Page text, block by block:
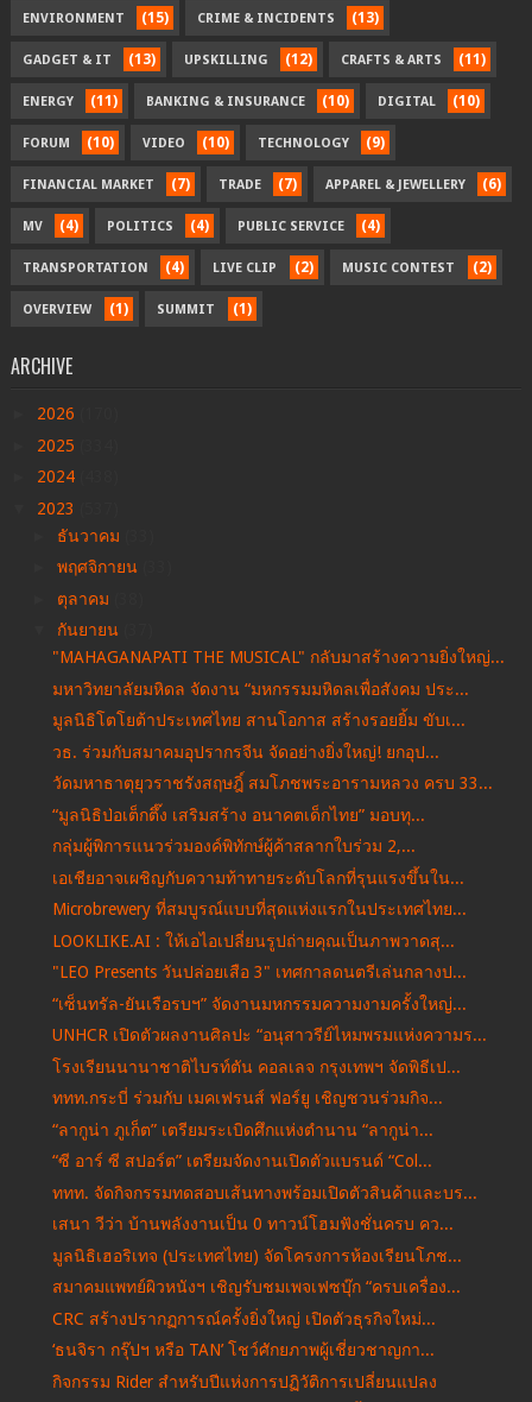
ENVIRONMENT (15) CRIME & INCIDENTS (13)
GADGET & IT (13) UPSKILLING (12) CRAFTS & ARTS (11)
ENERGY (11) BANKING & INSURANCE (10) DIGITAL (10)
FORUM (10) VIDEO (10) TECHNOLOGY (9)
FINANCIAL MARKET (7) TRADE (7) APPAREL & JEWELLERY (6)
MV (4) POLITICS (4) PUBLIC SERVICE (4)
TRANSPORTATION (4) LIVE CLIP (2) MUSIC CONTEST (2)
OVERVIEW (1) SUMMIT (1)
ARCHIVE
2026
2025
2024
2023
ธันวาคม
พฤศจิกายน
ตุลาคม
กันยายน
"MAHAGANAPATI THE MUSICAL" กลับมาสร้างความยิ่งใหญ่...
มหาวิทยาลัยมหิดล จัดงาน “มหกรรมมหิดลเพื่อสังคม ประ...
มูลนิธิโตโยต้าประเทศไทย สานโอกาส สร้างรอยยิ้ม ขับเ...
วธ. ร่วมกับสมาคมอุปรากรจีน จัดอย่างยิ่งใหญ่! ยกอุป...
วัดมหาธาตุยุวราชรังสฤษฎิ์ สมโภชพระอารามหลวง ครบ 33...
“มูลนิธิป่อเต็กตึ๊ง เสริมสร้าง อนาคตเด็กไทย” มอบทุ...
กลุ่มผู้พิการแนวร่วมองค์พิทักษ์ผู้ค้าสลากใบร่วม 2,...
เอเชียอาจเผชิญกับความท้าทายระดับโลกที่รุนแรงขึ้นใน...
Microbrewery ที่สมบูรณ์แบบที่สุดแห่งแรกในประเทศไทย...
LOOKLIKE.AI : ให้เอไอเปลี่ยนรูปถ่ายคุณเป็นภาพวาดสุ...
"LEO Presents วันปล่อยเสือ 3" เทศกาลดนตรีเล่นกลางป...
“เซ็นทรัล-ยันเรือรบฯ” จัดงานมหกรรมความงามครั้งใหญ่...
UNHCR เปิดตัวผลงานศิลปะ “อนุสาวรีย์ไหมพรมแห่งความร...
โรงเรียนนานาชาติไบรท์ตัน คอลเลจ กรุงเทพฯ จัดพิธีเป...
ททท.กระบี่ ร่วมกับ เมคเฟรนส์ ฟอร์ยู เชิญชวนร่วมกิจ...
“ลากูน่า ภูเก็ต” เตรียมระเบิดศึกแห่งตำนาน “ลากูน่า...
“ซี อาร์ ซี สปอร์ต” เตรียมจัดงานเปิดตัวแบรนด์ “Col...
ททท. จัดกิจกรรมทดสอบเส้นทางพร้อมเปิดตัวสินค้าและบร...
เสนา วีว่า บ้านพลังงานเป็น 0 ทาวน์โฮมฟังชั่นครบ คว...
มูลนิธิเฮอริเทจ (ประเทศไทย) จัดโครงการห้องเรียนโภช...
สมาคมแพทย์ผิวหนังฯ เชิญรับชมเพจเฟซบุ๊ก “ครบเครื่อง...
CRC สร้างปรากฏการณ์ครั้งยิ่งใหญ่ เปิดตัวธุรกิจใหม่...
‘ธนจิรา กรุ๊ปฯ หรือ TAN’ โชว์ศักยภาพผู้เชี่ยวชาญกา...
กิจกรรม Rider สำหรับปีแห่งการปฏิวัติการเปลี่ยนแปลง